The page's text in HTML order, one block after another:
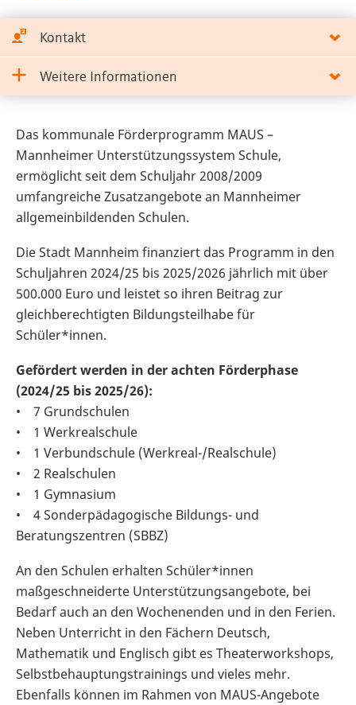
Kontakt
Weitere Informationen
Das kommunale Förderprogramm MAUS –
Mannheimer Unterstützungssystem Schule,
ermöglicht seit dem Schuljahr 2008/2009
umfangreiche Zusatzangebote an Mannheimer
allgemeinbildenden Schulen.
Die Stadt Mannheim finanziert das Programm in den
Schuljahren 2024/25 bis 2025/2026 jährlich mit über
500.000 Euro und leistet so ihren Beitrag zur
gleichberechtigten Bildungsteilhabe für
Schüler*innen.
Gefördert werden in der achten Förderphase
(2024/25 bis 2025/26):
• 7 Grundschulen
• 1 Werkrealschule
• 1 Verbundschule (Werkreal-/Realschule)
• 2 Realschulen
• 1 Gymnasium
• 4 Sonderpädagogische Bildungs- und
Beratungszentren (SBBZ)
An den Schulen erhalten Schüler*innen
maßgeschneiderte Unterstützungsangebote, bei
Bedarf auch an den Wochenenden und in den Ferien.
Neben Unterricht in den Fächern Deutsch,
Mathematik und Englisch gibt es Theaterworkshops,
Selbstbehauptungstrainings und vieles mehr.
Ebenfalls können im Rahmen von MAUS-Angebote